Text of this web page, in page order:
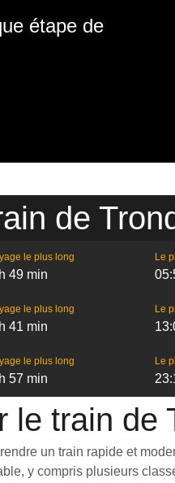
étape de
de
le plus long
49 min
Le
le plus long
41 min
Le
le plus long
57 min
Le
le train de
un train rapide et
y compris plusieurs